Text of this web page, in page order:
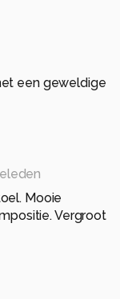
een geweldige
Mooie
Vergroot